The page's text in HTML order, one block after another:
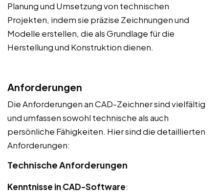
Planung und Umsetzung von technischen
Projekten, indem sie präzise Zeichnungen und
Modelle erstellen, die als Grundlage für die
Herstellung und Konstruktion dienen.
Anforderungen
Die Anforderungen an CAD-Zeichner sind vielfältig
und umfassen sowohl technische als auch
persönliche Fähigkeiten. Hier sind die detaillierten
Anforderungen:
Technische Anforderungen
Kenntnisse in CAD-Software: